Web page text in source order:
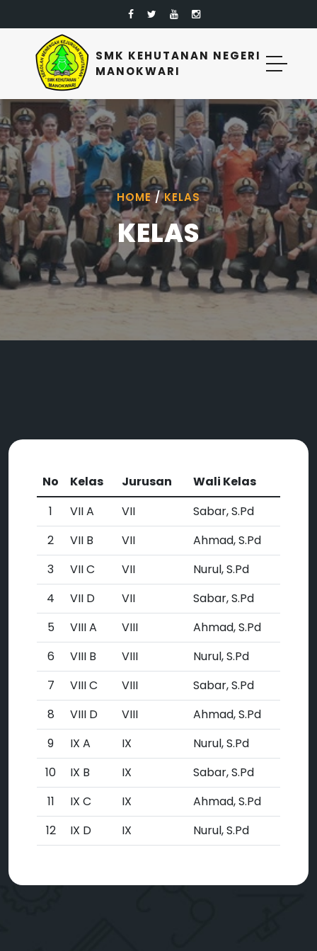
SMK KEHUTANAN NEGERI
MANOKWARI
HOME/KELAS
KELAS
No Kelas Jurusan
Wali Kelas
1
VII A VII
Sabar, S.Pd
2
VII B VII
Ahmad, S.Pd
3
VII C VII
Nurul, S.Pd
4
VII D VII
Sabar, S.Pd
5
VIII A VIII
Ahmad, S.Pd
6
VIII B VIII
Nurul, S.Pd
7
VIII C VIII
Sabar, S.Pd
8
VIII D VIII
Ahmad, S.Pd
9
IX A IX
Nurul, S.Pd
10
IX B IX
Sabar, S.Pd
11
IX C IX
Ahmad, S.Pd
12
IX D IX Nurul, S.Pd